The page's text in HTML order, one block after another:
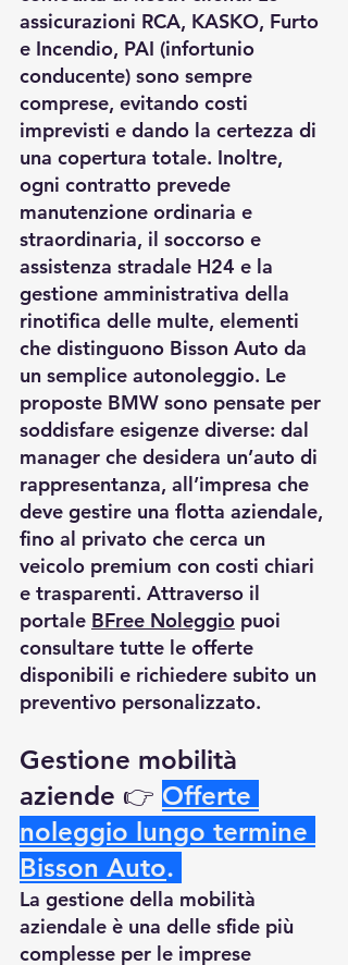
assicurazioni RCA, KASKO, Furto
e Incendio, PAI (infortunio
conducente) sono sempre
comprese, evitando costi
imprevisti e dando la certezza di
una copertura totale. Inoltre,
ogni contratto prevede
manutenzione ordinaria e
straordinaria, il soccorso e
assistenza stradale H24 e la
gestione amministrativa della
rinotifica delle multe, elementi
che distinguono Bisson Auto da
un semplice autonoleggio. Le
proposte BMW sono pensate per
soddisfare esigenze diverse: dal
manager che desidera un’auto di
rappresentanza, all’impresa che
deve gestire una flotta aziendale,
fino al privato che cerca un
veicolo premium con costi chiari
e trasparenti. Attraverso il
portale BFree Noleggio puoi
consultare tutte le offerte
disponibili e richiedere subito un
preventivo personalizzato.
Gestione mobilità
aziende 👉 Offerte
noleggio lungo termine
Bisson Auto.
La gestione della mobilità
aziendale è una delle sfide più
complesse per le imprese